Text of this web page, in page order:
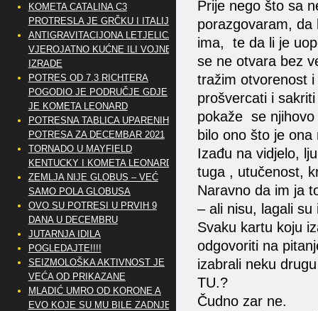
Prije nego što sa
porazgovaram, da
ima, te da li je
se ne otvara bez
tražim otvorenost
prošvercati i
pokaže se njihovo
bilo ono što je ona
Izađu na vidjelo,
tuga , utučenost,
Naravno da im ja
– ali nisu, lagali su
Svaku kartu koju
odgovoriti na
izabrali neku
TU.?
Čudno zar ne.
KOMETA CATALINA C3
PROTRESLA JE GRČKU I ITALIJU
ANTIGRAVITACIJONA LETJELICA
VJEROJATNO KUĆNE ILI VOJNE
IZRADE
POTRES OD 7.3 RICHTERA
POGODIO JE PODRUČJE GDJE
JE KOMETA LEONARD
POTRESNA TABLICA UPARENIH
POTRESA ZA DECEMBAR 2021
TORNADO U MAYFIELD
KENTUCKY I KOMETA LEONARD
ZEMLJA NIJE GLOBUS – VEĆ
SAMO POLA GLOBUSA
OVO SU POTRESI U PRVIH 9
DANA U DECEMBRU
JUTARNJA IDILA
POGLEDAJTE!!!!
SEIZMOLOŠKA AKTIVNOST JE
VEĆA OD PRIKAZANE
MLADIĆ UMRO OD KORONE A
EVO KOJE SU MU BILE ZADNJE